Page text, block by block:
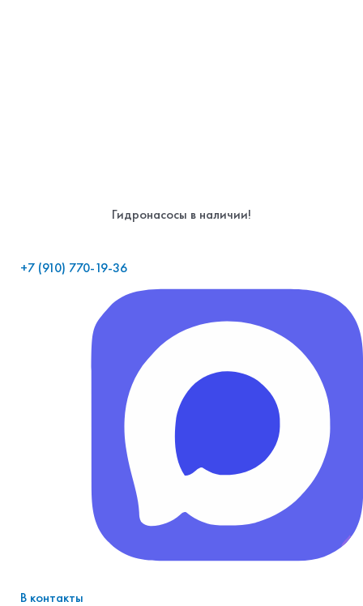
Гидронасосы в наличии!
+7 (910) 770-19-36
В контакты